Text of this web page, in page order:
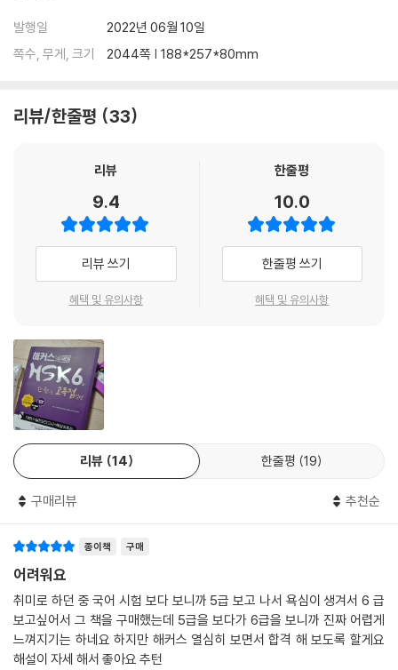
실전모의고사 제5회
해커스가 알려 드리는 HSK 6급 정복을 위한 막판 10일 학습법
HSK 6급 및 PBT/IBT 시험 정보
HSK 6급 출제 형태 및 문제풀이 전략
HSK 6급 목표 달성을 위한 맞춤 학습 플랜
해설집
실전모의고사 제1회
듣기
독해
쓰기
실전모의고사 제2회
독해
실전모의고사 제3회
듣기
독해
쓰기
발행일
2022년 06월 10일
쪽수, 무게, 크기
2044쪽 | 188*257*80mm
리뷰/한줄평 33
리뷰
9.4
리뷰 쓰기
혜택 및 유의사항
한줄평
10.0
한줄평 쓰기
혜택 및 유의사항
리뷰 14 한줄평 19
구매리뷰 추천순
종이책 구매
어려워요
취미로 하던 중 국어 시험 보다 보니까 5급 보고 나서 욕심이 생겨서 6 급
보고싶어서 그 책을 구매했는데 5급을 보다가 6급을 보니까 진짜 어렵게
느껴지기는 하네요 하지만 해커스 열심히 보면서 합격 해 보도록 할게요
해설이 자세 해서 좋아요 추턴